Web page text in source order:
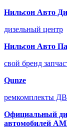
Нильсон Авто
дизельный центр
Нильсон Авто
свой бренд
Qunze
ремкомплекты
Официальный
автомобилей